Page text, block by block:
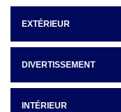
EXTÉRIEUR
DIVERTISSEMENT
INTÉRIEUR